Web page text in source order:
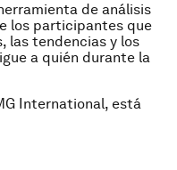
de análisis
los participantes que
las tendencias y los
a quién durante la
International, está